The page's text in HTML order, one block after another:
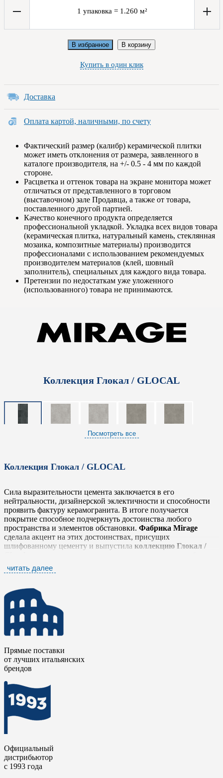
1 упаковка = 1.260 м²
В избранное В корзину
Купить в один клик
Доставка
Оплата картой, наличными, по счету
Фактический размер (калибр) керамической плитки
может иметь отклонения от размера, заявленного в
каталоге производителя, на +/- 0.5 - 4 мм по каждой
стороне.
Расцветка и оттенок товара на экране монитора может
отличаться от представленного в торговом
(выставочном) зале Продавца, а также от товара,
поставленного другой партией.
Качество конечного продукта определяется
профессиональной укладкой. Укладка всех видов товара
(керамическая плитка, натуральный камень, стеклянная
мозаика, композитные материалы) производится
профессионалами с использованием рекомендуемых
производителем материалов (клей, шовный
заполнитель), специальных для каждого вида товара.
Претензии по недостаткам уже уложенного
(использованного) товара не принимаются.
Коллекция Глокал / GLOCAL
Посмотреть все
Коллекция Глокал / GLOCAL
Сила выразительности цемента заключается в его
нейтральности, дизайнерской эклектичности и способности
проявить фактуру керамогранита. В итоге получается
покрытие способное подчеркнуть достоинства любого
пространства и элементов обстановки. Фабрика Mirage
сделала акцент на этих достоинствах, присущих
шлифованному цементу и выпустила коллекцию Глокал /
наиболее оригинальном облике, не забывая о тщательной
Коллекция Глокал / Glocal
нейтральными тонами от белого до антрацита, которые
прекрасно сочетаются между собой. Серия дополнена яркими
элементами в стиле «Печворк» и стилизованными
мозаичными плашками в виде вытянутых ромбов. Такое
разнообразие позволяет комбинировать плитку с другими
коллекциямифабрики Mirage
выразительными дизайнерские и интерьерные решения.
читать далее
Прямые поставки
от лучших итальянских
брендов
Официальный
дистрибьютор
с 1993 года